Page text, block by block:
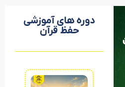
دوره های آموزشی
حفظ قرآن